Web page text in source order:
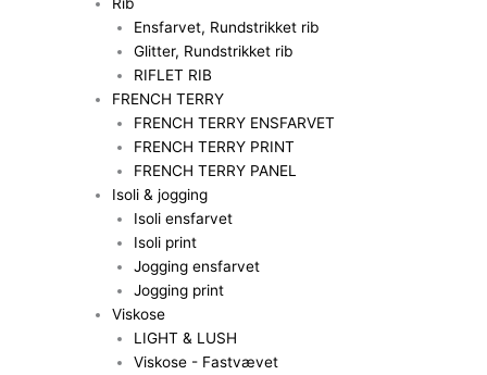
Ensfarvet, Rundstrikket rib
Glitter, Rundstrikket rib
RIFLET RIB
FRENCH TERRY
FRENCH TERRY ENSFARVET
FRENCH TERRY PRINT
FRENCH TERRY PANEL
Isoli & jogging
Isoli ensfarvet
Isoli print
Jogging ensfarvet
Jogging print
Viskose
LIGHT & LUSH
Viskose - Fastvævet